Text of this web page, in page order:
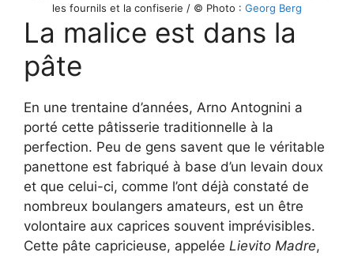
les fournils et la confiserie / © Photo : Georg Berg
La malice est dans la
pâte
En une trentaine d’années, Arno Antognini a
porté cette pâtisserie traditionnelle à la
perfection. Peu de gens savent que le véritable
panettone est fabriqué à base d’un levain doux
et que celui-ci, comme l’ont déjà constaté de
nombreux boulangers amateurs, est un être
volontaire aux caprices souvent imprévisibles.
Cette pâte capricieuse, appelée Lievito Madre,